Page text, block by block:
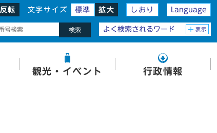
反転 文字サイズ 標準 拡大 しおり Language
検索 よく検索されるワード 表示
観光・イベント 行政情報